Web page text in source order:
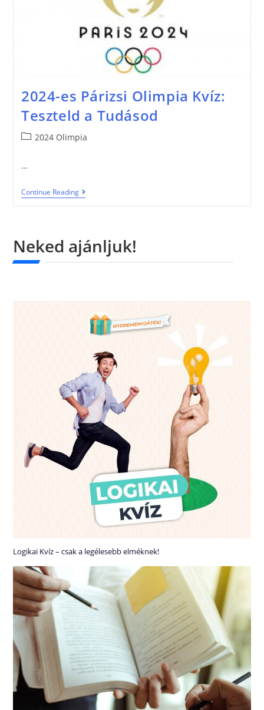
2024-es Párizsi Olimpia Kvíz:
Teszteld a Tudásod
2024 Olimpia
…
Continue Reading
Neked ajánljuk!
Logikai Kvíz – csak a legélesebb elméknek!